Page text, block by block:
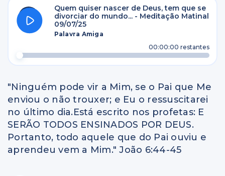
Quem quiser nascer de Deus, tem que se
divorciar do mundo... - Meditação Matinal
09/07/25
Palavra Amiga
00:00:00 restantes
"Ninguém pode vir a Mim, se o Pai que Me
enviou o não trouxer; e Eu o ressuscitarei
no último dia.Está escrito nos profetas: E
SERÃO TODOS ENSINADOS POR DEUS.
Portanto, todo aquele que do Pai ouviu e
aprendeu vem a Mim." João 6:44-45